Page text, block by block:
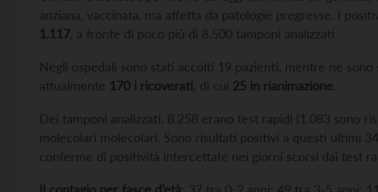
anziana, vaccinata, ma affetta da patologie pregresse. I
1.117 , a fronte di poco più di 8.500 tamponi analizzati.
Negli ospedali sono stati accolti 19 pazienti, mentre ne sono
attualmente 170 i ricoverati , di cui 25 in rianimazione.
Dei tamponi analizzati, 8.258 erano test rapidi (1.083 sono
molecolari molecolari. Sono risultati positivi a questi ultimi
conferme di positività intercettate nei giorni scorsi dai test